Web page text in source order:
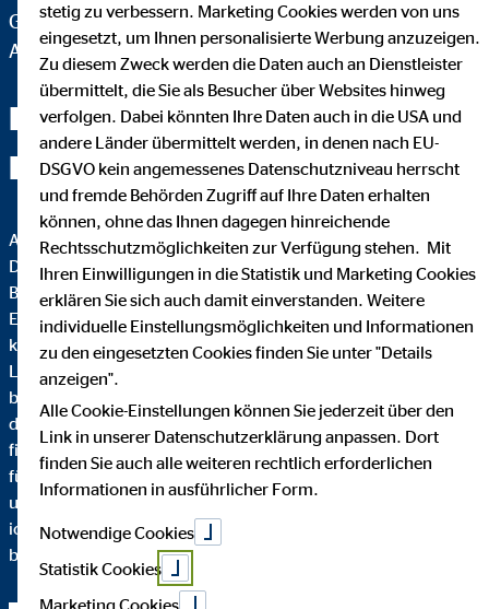
Geschäftsstellenleiter für die OVB Vermögensberatung
AG
Ihr Experte im Bereich der
Beamtenversorgung
Als Experte für Beamtenversorgung mit Schwerpunkt auf
Dienstunfähigkeitsversicherung und Krankenversicherung für
Beamte möchte ich Ihnen mein Fachwissen und langjährige
Erfahrung zur Verfügung stellen. Die Beamtenversorgung ist
komplex, aber ich stehe Ihnen zur Seite, um maßgeschneiderte
Lösungen zu entwickeln, die Ihre individuellen Bedürfnisse
berücksichtigen. Mit meiner Expertise unterstütze ich Sie
dabei, eine passende Dienstunfähigkeitsversicherung zu
finden und den bestmöglichen Krankenversicherungsschutz
für Beamte zu erhalten. Ich lege großen Wert auf persönliche
und vertrauensvolle Beratung. Als Ihr Ansprechpartner stehe
ich Ihnen jederzeit zur Verfügung, um Ihre Fragen zu
beantworten und Sie bestmöglich zu unterstützen.
stetig zu verbessern. Marketing Cookies werden von uns
eingesetzt, um Ihnen personalisierte Werbung anzuzeigen.
Zu diesem Zweck werden die Daten auch an Dienstleister
übermittelt, die Sie als Besucher über Websites hinweg
verfolgen. Dabei könnten Ihre Daten auch in die USA und
andere Länder übermittelt werden, in denen nach EU-
DSGVO kein angemessenes Datenschutzniveau herrscht
und fremde Behörden Zugriff auf Ihre Daten erhalten
können, ohne das Ihnen dagegen hinreichende
Rechtsschutzmöglichkeiten zur Verfügung stehen. Mit
Ihren Einwilligungen in die Statistik und Marketing Cookies
erklären Sie sich auch damit einverstanden. Weitere
individuelle Einstellungsmöglichkeiten und Informationen
zu den eingesetzten Cookies finden Sie unter "Details
anzeigen".
Alle Cookie-Einstellungen können Sie jederzeit über den
Link in unserer Datenschutzerklärung anpassen. Dort
finden Sie auch alle weiteren rechtlich erforderlichen
Informationen in ausführlicher Form.
Notwendige Cookies
Statistik Cookies
Marketing Cookies